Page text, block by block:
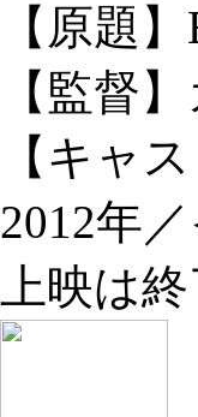
【原題
【監督
【キャ
2012年
上映は